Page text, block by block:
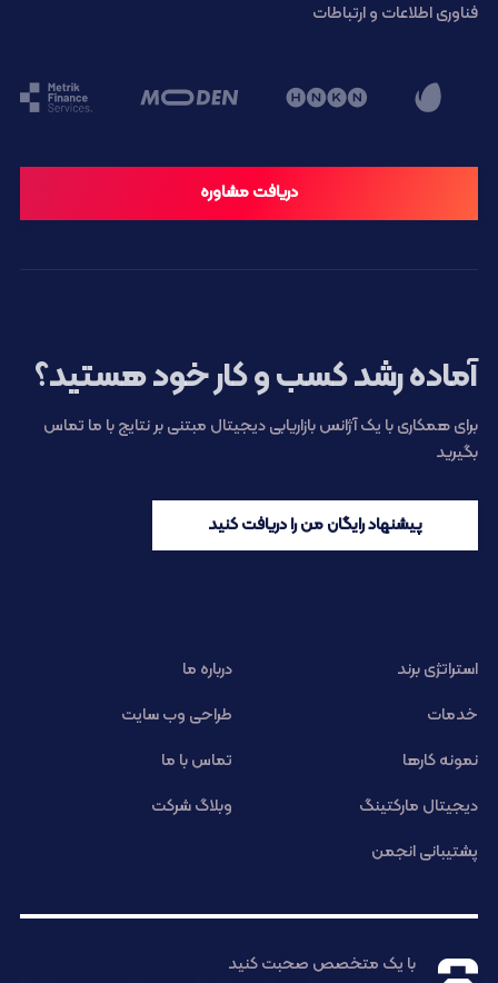
فناوری اطلاعات و ارتباطات
دریافت مشاوره
آماده رشد کسب و کار خود هستید؟
برای همکاری با یک آژانس بازاریابی دیجیتال مبتنی بر نتایج با ما تماس
بگیرید
پیشنهاد رایگان من را دریافت کنید
استراتژی برند
درباره ما
خدمات
طراحی وب سایت
نمونه کارها
تماس با ما
دیجیتال مارکتینگ
وبلاگ شرکت
پشتیبانی انجمن
با یک متخصص صحبت کنید